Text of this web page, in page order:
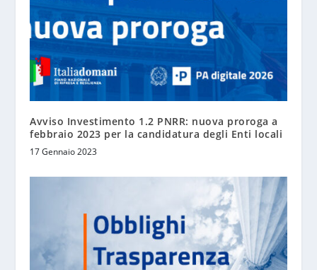
Avviso Investimento 1.2 PNRR: nuova proroga a
febbraio 2023 per la candidatura degli Enti locali
17 Gennaio 2023